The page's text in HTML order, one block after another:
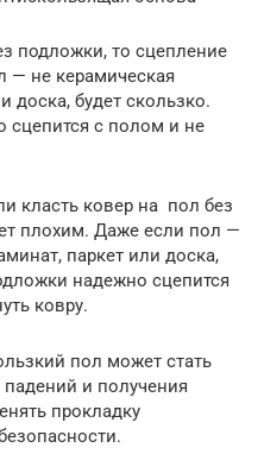
подложки, то сцепление
— не керамическая
доска, будет скользко.
сцепится с полом и не
класть ковер на пол без
плохим. Даже если пол —
паркет или доска,
надежно сцепится
ковру.
пол может стать
и получения
прокладку